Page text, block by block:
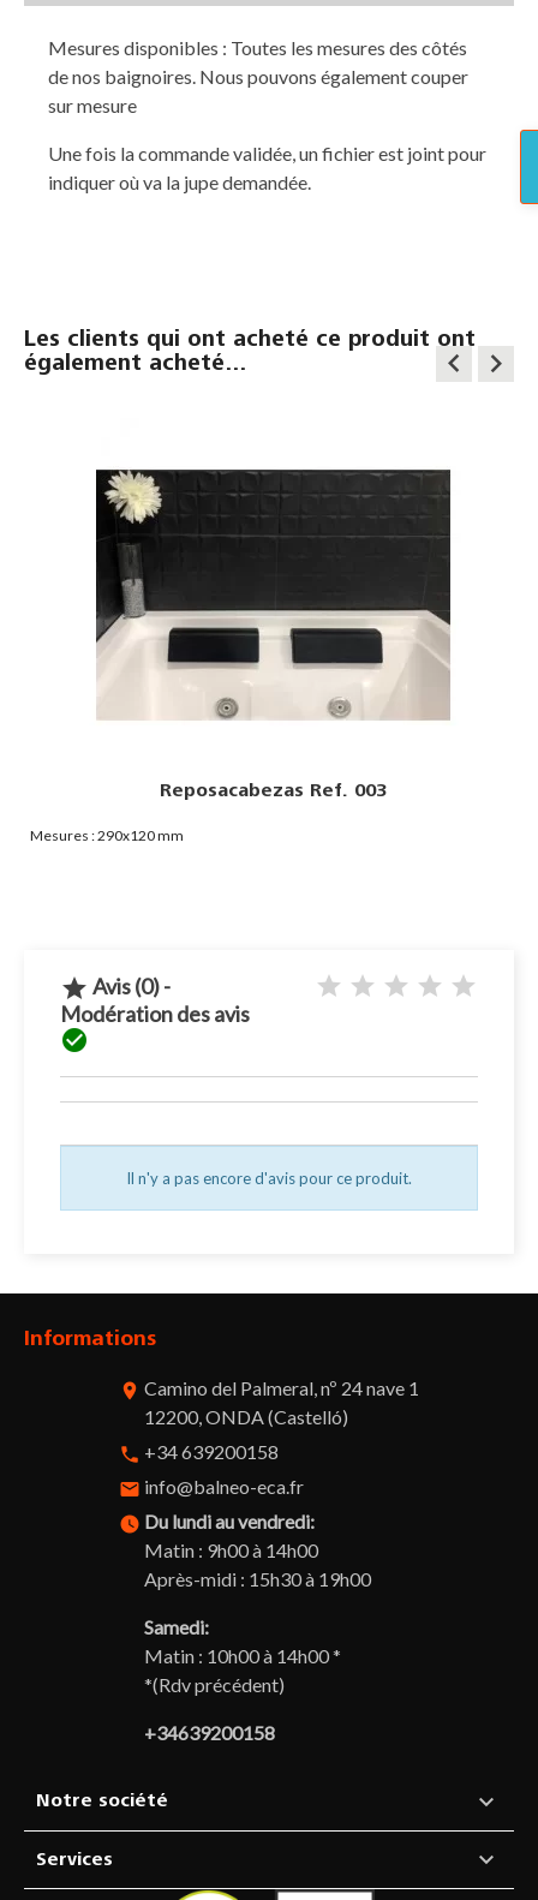
Mesures disponibles : Toutes les mesures des côtés
de nos baignoires. Nous pouvons également couper
sur mesure
Une fois la commande validée, un fichier est joint pour
indiquer où va la jupe demandée.
Les clients qui ont acheté ce produit ont
également acheté...
keyboard_arrow_left
Reposacabezas Ref. 003
Mesures : 290x120 mm
keyboard_arrow_right
 Avis (0) -
Modération des avis

Il n'y a pas encore d'avis pour ce produit.
Informations
room Camino del Palmeral, nº 24 nave 1
12200, ONDA (Castelló)
phone +34 639200158
email info@balneo-eca.fr
watch_later Du lundi au vendredi:
Matin : 9h00 à 14h00
Après-midi : 15h30 à 19h00
Samedi:
Matin : 10h00 à 14h00 *
*(Rdv précédent)
+34639200158
Notre société 
Services 